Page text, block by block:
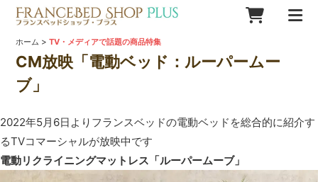
ホーム >TV・メディアで話題の商品特集
CM放映「電動ベッド：ルーパームー
ブ」
2022年5月6日よりフランスベッドの電動ベッドを総合的に紹介す
るTVコマーシャルが放映中です
電動リクライニングマットレス「ルーパームーブ」